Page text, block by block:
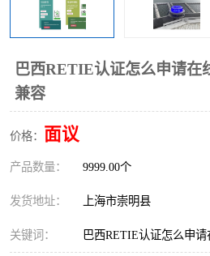
巴西RETIE认证怎么申请在
兼容
价格： 面议
产品数量： 9999.00个
发货地址： 上海市崇明县
关键词： 巴西RETIE认证怎么申